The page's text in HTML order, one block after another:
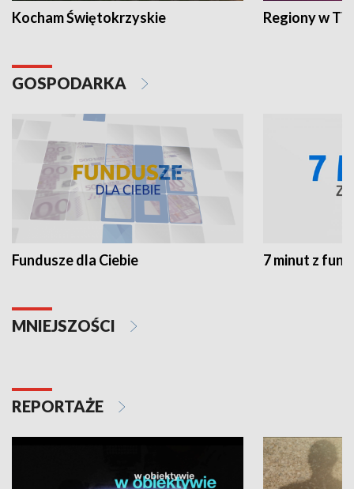
Kocham Świętokrzyskie Regiony w
GOSPODARKA
Fundusze dla Ciebie 7 minut z
MNIEJSZOŚCI
REPORTAŻE